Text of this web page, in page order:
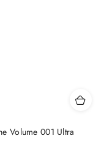
Volume 001 Ultra